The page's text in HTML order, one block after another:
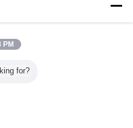
PM
for?